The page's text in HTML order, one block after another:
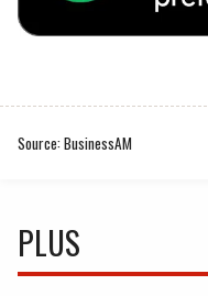
Source: BusinessAM
PLUS